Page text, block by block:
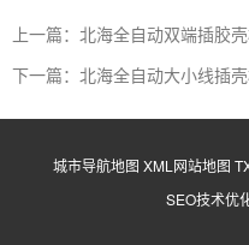
上一篇：北海全自动双端插胶
下一篇：北海全自动大小线插
城市导航地图 XML网站地图
SEO技术优